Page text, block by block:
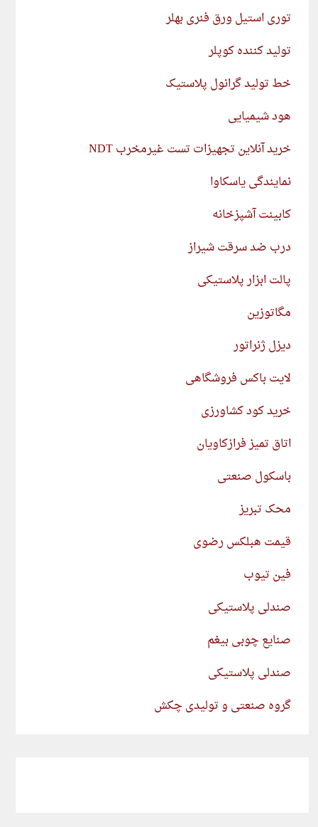
توری استیل ورق فنری بهلر
تولید کننده کوپلر
خط تولید گرانول پلاستیک
هود شیمیایی
خرید آنلاین تجهیزات تست غیرمخرب NDT
نمایندگی یاسکاوا
کابینت آشپزخانه
درب ضد سرقت شیراز
پالت ابزار پلاستیکی
مگاتوزین
دیزل ژنراتور
لایت باکس فروشگاهی
خرید کود کشاورزی
اتاق تمیز فرازکاویان
باسکول صنعتی
محک تبریز
قیمت هبلکس رضوی
فین تیوب
صندلی پلاستیکی
صنایع چوبی بیغم
صندلی پلاستیکی
گروه صنعتی و تولیدی چکش